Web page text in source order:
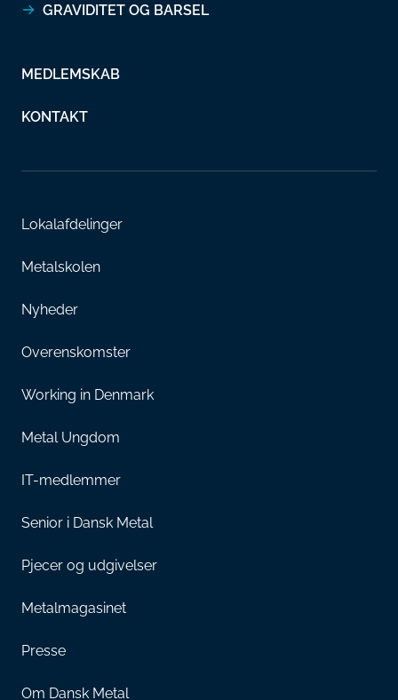
GRAVIDITET OG BARSEL
MEDLEMSKAB
KONTAKT
Lokalafdelinger
Metalskolen
Nyheder
Overenskomster
Working in Denmark
Metal Ungdom
IT-medlemmer
Senior i Dansk Metal
Pjecer og udgivelser
Metalmagasinet
Presse
Om Dansk Metal